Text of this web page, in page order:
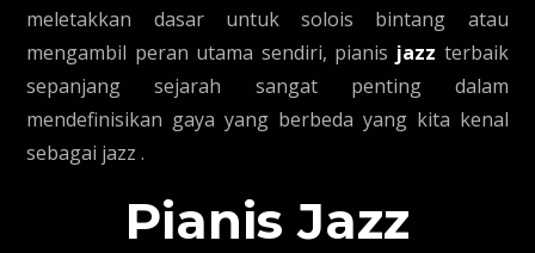
meletakkan dasar untuk solois bintang atau
mengambil peran utama sendiri, pianis jazz terbaik
sepanjang sejarah sangat penting dalam
mendefinisikan gaya yang berbeda yang kita kenal
sebagai jazz .
Pianis Jazz